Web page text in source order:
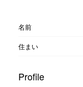
名前
住まい
Profile